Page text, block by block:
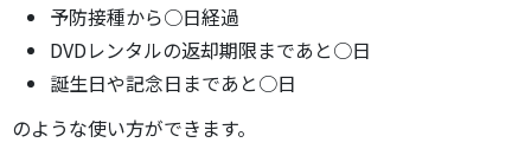
予防接種から○日経過
DVDレンタルの返却期限まであと○日
誕生日や記念日まであと○日
のような使い方ができます。